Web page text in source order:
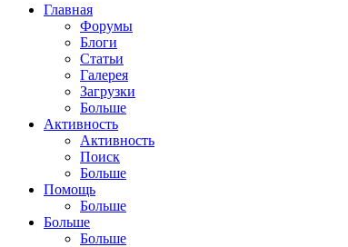
Главная
Форумы
Блоги
Статьи
Галерея
Загрузки
Больше
Активность
Активность
Поиск
Больше
Помощь
Больше
Больше
Больше